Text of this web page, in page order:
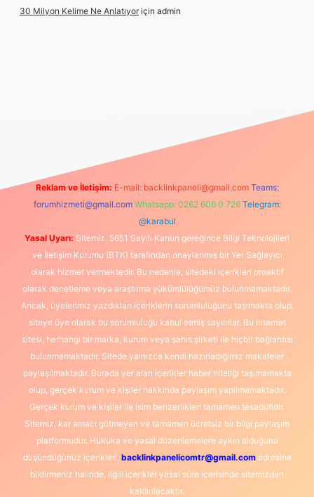
30 Milyon Kelime Ne Anlatıyoriçin admin
Reklam ve İletişim: E-mail: backlinkpaneli@gmail.com Teams:
forumhizmeti@gmail.com Whatsapp: 0262 606 0 726 Telegram:
@karabul
Yasal Uyarı: Sitemiz, 5651 Sayılı Kanun gereğince Bilgi Teknolojileri
ve İletişim Kurumu (BTK) tarafından onaylanmış bir Yer Sağlayıcı
olarak hizmet vermektedir. Bu nedenle, sitedeki içerikleri proaktif
olarak denetleme veya araştırma yükümlülüğümüz bulunmamaktadır.
Ancak, üyelerimiz yazdıkları içeriklerin sorumluluğunu taşımakta olup,
siteye üye olarak bu sorumluluğu kabul etmiş sayılırlar. Bu internet
sitesi, herhangi bir marka, kurum veya şahıs şirketi ile hiçbir bağlantısı
bulunmamaktadır. Sitede yalnızca kendi hazırladığımız makaleler
paylaşılmaktadır. Burada yer alan içerikler haber niteliği taşımamakta
olup, gerçek kurum ve kişiler hakkında paylaşım yapılmamaktadır.
Gerçek kurum ve kişiler ile isim benzerlikleri tamamen tesadüfidir.
Sitemiz, kar amacı gütmeyen ve tamamen ücretsiz bir bilgi paylaşım
platformudur. Hukuka ve yasal düzenlemelere aykırı olduğunu
düşündüğünüz içerikleri, backlinkpanelicomtr@gmail.comadresine
bildirmeniz halinde, ilgili içerikler yasal süre içerisinde sitemizden
kaldırılacaktır.